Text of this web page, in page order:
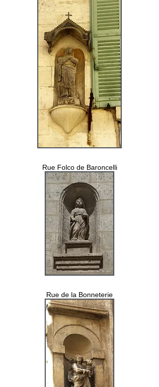
Rue Folco de Baroncelli
Rue de la Bonneterie